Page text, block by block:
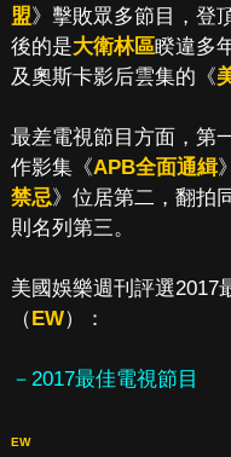
盟》擊敗眾多節目，登
後的是大衛林區睽違多
及奧斯卡影后雲集的《
最差電視節目方面，第
作影集《APB全面通緝
禁忌》位居第二，翻拍
則名列第三。
美國娛樂週刊評選2017
（EW）：
－2017最佳電視節目
EW